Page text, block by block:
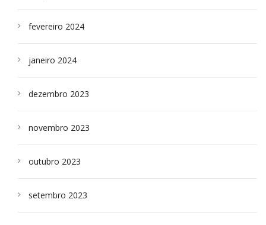
fevereiro 2024
janeiro 2024
dezembro 2023
novembro 2023
outubro 2023
setembro 2023